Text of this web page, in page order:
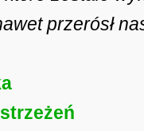
przerósł